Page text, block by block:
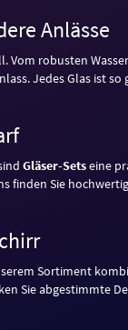
Anlässe
robusten
Jedes Glas ist
Gläser-Setseine
finden Sie
Sortiment
Sie abgestimmte